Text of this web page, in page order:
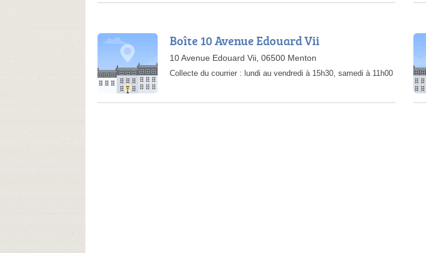
Boîte 10 Avenue Edouard Vii
10 Avenue Edouard Vii, 06500 Menton
Collecte du courrier : lundi au vendredi à 15h30, samedi à 11h00